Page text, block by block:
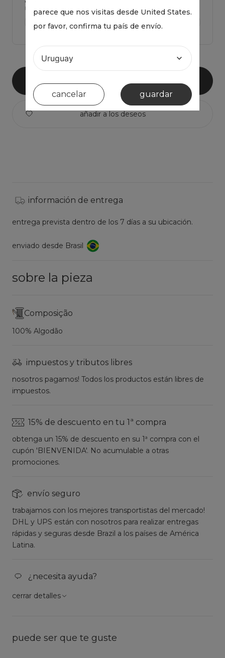
parece que nos visitas desde United States.
por favor, confirma tu país de envío.
cancelar guardar
Haz click para ver Las medidas de la prenda y comparar con la tuya
ver medidas de la prenda >
información de entrega
entrega prevista dentro de los 7 días a su ubicación.
enviado desde Brasil
sobre la pieza
Composição
100% Algodão
impuestos y tributos libres
nosotros pagamos! Todos los productos están libres de
impuestos.
15% de descuento en tu 1ª compra
obtenga un 15% de descuento en su 1ª compra con el
cupón 'BIENVENIDA'. No acumulable a otras
promociones.
envío seguro
trabajamos con los mejores transportistas del mercado!
DHL y UPS están con nosotros para realizar entregas
rápidas y seguras desde Brazil a los países de América
Latina.
¿necesita ayuda?
cerrar detalles
puede ser que te guste